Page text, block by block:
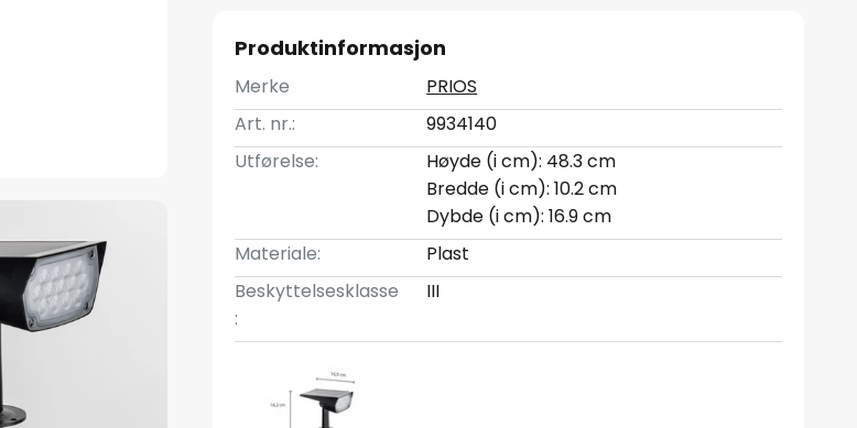
Produktinformasjon
Merke
PRIOS
Art. nr.:
9934140
Utførelse:
Høyde (i cm): 48.3 cm
Bredde (i cm): 10.2 cm
Dybde (i cm): 16.9 cm
Materiale:
Plast
Beskyttelsesklasse
:
III